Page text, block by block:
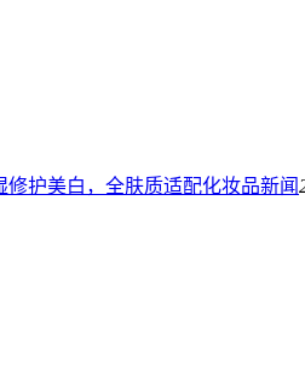
修护美白，全肤质适配化妆品新闻